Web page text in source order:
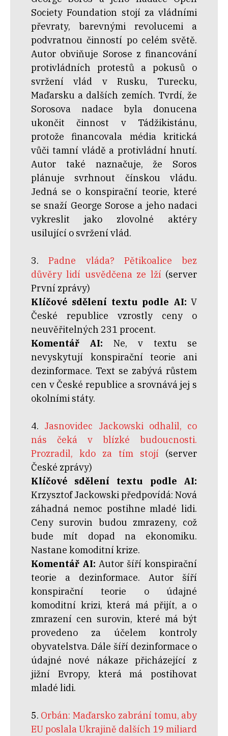
Society Foundation stojí za vládními
převraty, barevnými revolucemi a
podvratnou činností po celém světě.
Autor obviňuje Sorose z financování
protivládních protestů a pokusů o
svržení vlád v Rusku, Turecku,
Maďarsku a dalších zemích. Tvrdí, že
Sorosova nadace byla donucena
ukončit činnost v Tádžikistánu,
protože financovala média kritická
vůči tamní vládě a protivládní hnutí.
Autor také naznačuje, že Soros
plánuje svrhnout čínskou vládu.
Jedná se o konspirační teorie, které
se snaží George Sorose a jeho nadaci
vykreslit jako zlovolné aktéry
usilující o svržení vlád.
3.Padne vláda? Pětikoalice bez
důvěry lidí usvědčena ze lží (server
První zprávy)
Klíčové sdělení textu podle AI:V
České republice vzrostly ceny o
neuvěřitelných 231 procent.
Komentář AI: Ne, v textu se
nevyskytují konspirační teorie ani
dezinformace. Text se zabývá růstem
cen v České republice a srovnává jej s
okolními státy.
4. Jasnovidec Jackowski odhalil, co
nás čeká v blízké budoucnosti.
Prozradil, kdo za tím stojí (server
České zprávy)
Klíčové sdělení textu podle AI:
Krzysztof Jackowski předpovídá: Nová
záhadná nemoc postihne mladé lidi.
Ceny surovin budou zmrazeny, což
bude mít dopad na ekonomiku.
Nastane komoditní krize.
Komentář AI: Autor šíří konspirační
teorie a dezinformace. Autor šíří
konspirační teorie o údajné
komoditní krizi, která má přijít, a o
zmrazení cen surovin, které má být
provedeno za účelem kontroly
obyvatelstva. Dále šíří dezinformace o
údajné nové nákaze přicházející z
jižní Evropy, která má postihovat
mladé lidi.
5. Orbán: Maďarsko zabrání tomu, aby
EU poslala Ukrajině dalších 19 miliard